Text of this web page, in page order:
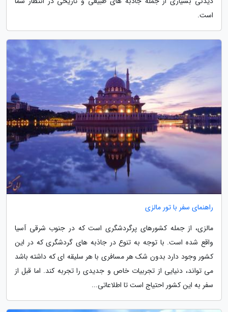
است.
راهنمای سفر با تور مالزی
مالزی، از جمله کشورهای پرگردشگری است که در جنوب شرقی آسیا
واقع شده است. با توجه به تنوع در جاذبه های گردشگری که در این
کشور وجود دارد بدون شک هر مسافری با هر سلیقه ای که داشته باشد
می تواند، دنیایی از تجربیات خاص و جدیدی را تجربه کند. اما قبل از
سفر به این کشور احتیاج است تا اطلاعاتی...